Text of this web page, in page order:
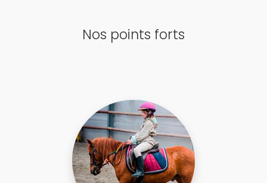
Nos points forts